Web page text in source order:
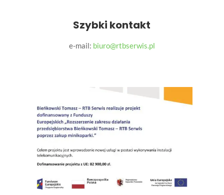
Szybki kontakt
e-mail: biuro@rtbserwis.pl